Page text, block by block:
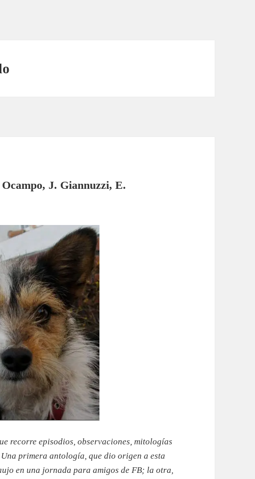
J. Giannuzzi, E.
recorre episodios, observaciones, mitologías
primera antología, que dio origen a esta
en una jornada para amigos de FB; la otra,